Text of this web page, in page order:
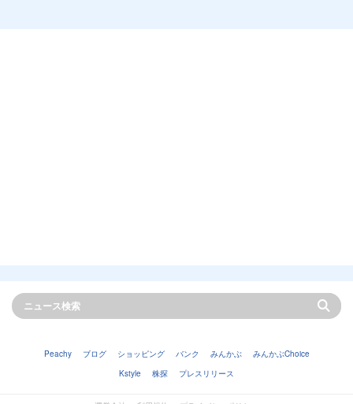
Peachy ブログ ショッピング バンク みんかぶ
みんかぶChoice
Kstyle
株探 プレスリリース